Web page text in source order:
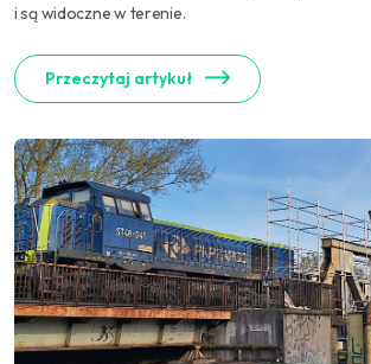
i są widoczne w terenie.
Przeczytaj artykuł